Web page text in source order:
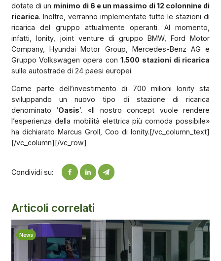
dotate di un minimo di 6 e un massimo di 12 colonnine di
ricarica. Inoltre, verranno implementate tutte le stazioni di
ricarica del gruppo attualmente operanti. Al momento,
infatti, Ionity, joint venture di gruppo BMW, Ford Motor
Company, Hyundai Motor Group, Mercedes-Benz AG e
Gruppo Volkswagen opera con1.500 stazioni di ricarica
sulle autostrade di 24 paesi europei.
Come parte dell’investimento di 700 milioni Ionity sta
sviluppando un nuovo tipo di stazione di ricarica
denominato ‘Oasis’. «Il nostro concept vuole rendere
l’esperienza della mobilità elettrica più comoda possibile»
ha dichiarato Marcus Groll, Coo di Ionity.[/vc_column_text]
[/vc_column][/vc_row]
Condividi su:
Articoli correlati
News